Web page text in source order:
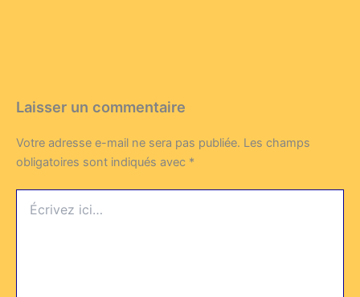
Laisser un commentaire
Votre adresse e-mail ne sera pas publiée. Les champs
obligatoires sont indiqués avec *
ici…